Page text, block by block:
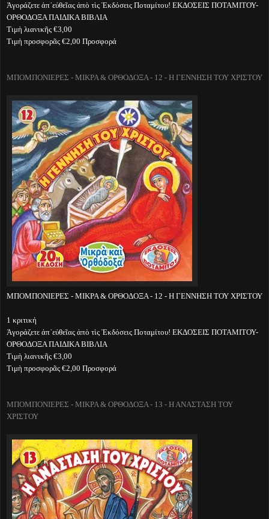
Ἀγοράζετε ἀπ᾽εὐθεῖας ἀπὸ τὶς Ἐκδόσεις Ποταμίτου! ΕΚΔΟΣΕΙΣ ΠΟΤΑΜΙΤΟΥ-
ΟΡΘΟΔΟΞΑ ΠΑΙΔΙΚΑ ΒΙΒΛΙΑ
Τιμὴ λιανικῆς €3,00
Τιμὴ προσφορᾶς €2,00 Προσφορά
ΜΠΟΜΠΟΝΙΕΡΕΣ - ΜΙΚΡΑ & ΟΡΘΟΔΟΞΑ - 12 - Η ΓΕΝΝΗΣΗ ΤΟΥ ΧΡΙΣΤΟΥ
ΜΠΟΜΠΟΝΙΕΡΕΣ - ΜΙΚΡΑ & ΟΡΘΟΔΟΞΑ - 12 - Η ΓΕΝΝΗΣΗ ΤΟΥ ΧΡΙΣΤΟΥ
1 κριτική
Ἀγοράζετε ἀπ᾽εὐθεῖας ἀπὸ τὶς Ἐκδόσεις Ποταμίτου! ΕΚΔΟΣΕΙΣ ΠΟΤΑΜΙΤΟΥ-
ΟΡΘΟΔΟΞΑ ΠΑΙΔΙΚΑ ΒΙΒΛΙΑ
Τιμὴ λιανικῆς €3,00
Τιμὴ προσφορᾶς €2,00 Προσφορά
ΜΠΟΜΠΟΝΙΕΡΕΣ - ΜΙΚΡΑ & ΟΡΘΟΔΟΞΑ - 13 - Η ΑΝΑΣΤΑΣΗ ΤΟΥ
ΧΡΙΣΤΟΥ